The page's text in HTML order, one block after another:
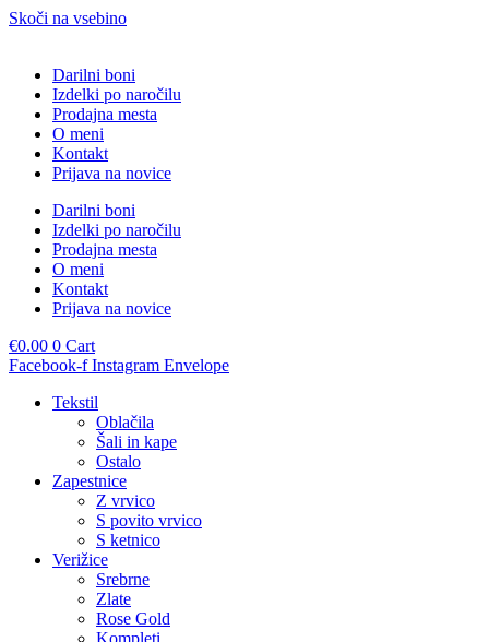
Skoči na vsebino
Darilni boni
Izdelki po naročilu
Prodajna mesta
O meni
Kontakt
Prijava na novice
Darilni boni
Izdelki po naročilu
Prodajna mesta
O meni
Kontakt
Prijava na novice
€0.00 0 Cart
Facebook-f Instagram Envelope
Tekstil
Oblačila
Šali in kape
Ostalo
Zapestnice
Z vrvico
S povito vrvico
S ketnico
Verižice
Srebrne
Zlate
Rose Gold
Kompleti